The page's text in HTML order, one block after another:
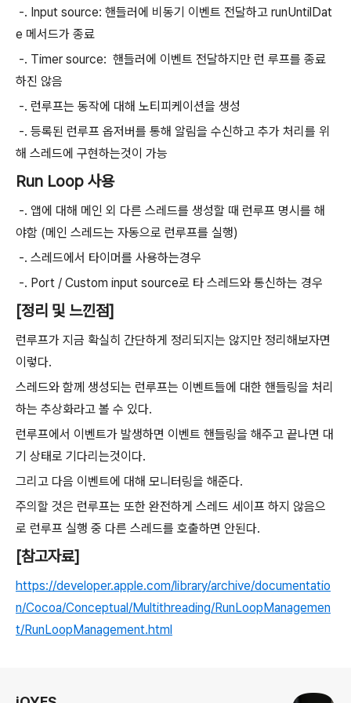
-. Input source: 핸들러에 비동기 이벤트 전달하고 runUntilDat
e 메서드가 종료
-. Timer source: 핸들러에 이벤트 전달하지만 런 루프를 종료
하진 않음
-. 런루프는 동작에 대해 노티피케이션을 생성
-. 등록된 런루프 옵저버를 통해 알림을 수신하고 추가 처리를 위
해 스레드에 구현하는것이 가능
Run Loop 사용
-. 앱에 대해 메인 외 다른 스레드를 생성할 때 런루프 명시를 해
야함 (메인 스레드는 자동으로 런루프를 실행)
-. 스레드에서 타이머를 사용하는경우
-. Port / Custom input source로 타 스레드와 통신하는 경우
[정리 및 느낀점]
런루프가 지금 확실히 간단하게 정리되지는 않지만 정리해보자면
이렇다.
스레드와 함께 생성되는 런루프는 이벤트들에 대한 핸들링을 처리
하는 추상화라고 볼 수 있다.
런루프에서 이벤트가 발생하면 이벤트 핸들링을 해주고 끝나면 대
기 상태로 기다리는것이다.
그리고 다음 이벤트에 대해 모니터링을 해준다.
주의할 것은 런루프는 또한 완전하게 스레드 세이프 하지 않음으
로 런루프 실행 중 다른 스레드를 호출하면 안된다.
[참고자료]
https://developer.apple.com/library/archive/documentatio
n/Cocoa/Conceptual/Multithreading/RunLoopManagemen
t/RunLoopManagement.html